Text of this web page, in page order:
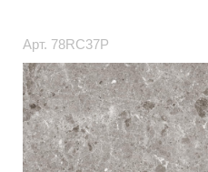
Арт. 78RC37P